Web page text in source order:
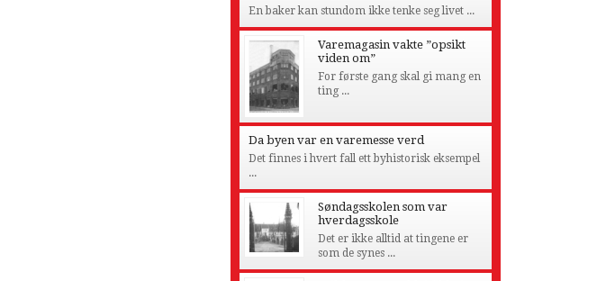
En baker kan stundom ikke tenke seg livet ...
Varemagasin vakte ”opsikt
viden om”
For første gang skal gi mang en
ting ...
Da byen var en varemesse verd
Det finnes i hvert fall ett byhistorisk eksempel
...
Søndagsskolen som var
hverdagsskole
Det er ikke alltid at tingene er
som de synes ...